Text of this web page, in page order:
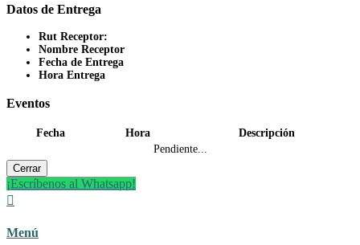
Datos de Entrega
Rut Receptor:
Nombre Receptor
Fecha de Entrega
Hora Entrega
Eventos
Fecha Hora
Descripción
Pendiente...
Cerrar
¡Escríbenos al Whatsapp!

Menú